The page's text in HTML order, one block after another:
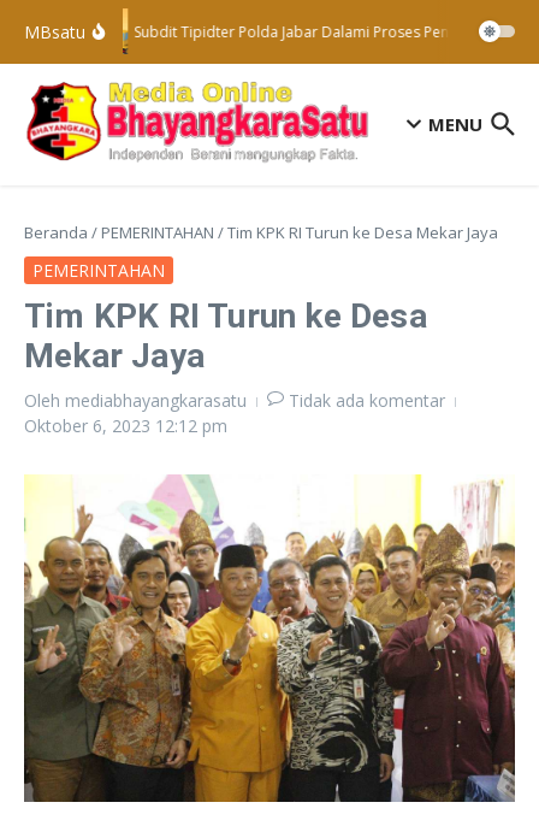
Lewati ke konten
MBsatu
Subdit Tipidter Polda Jabar Dalami Proses Penyelidikan
MENU
Beranda / PEMERINTAHAN /Tim KPK RI Turun ke Desa Mekar Jaya
PEMERINTAHAN
Tim KPK RI Turun ke Desa
Mekar Jaya
Oleh mediabhayangkarasatu
Tidak ada komentar
Oktober 6, 2023 12:12 pm